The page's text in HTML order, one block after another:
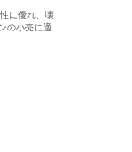
に優れ、壊
の小売に適